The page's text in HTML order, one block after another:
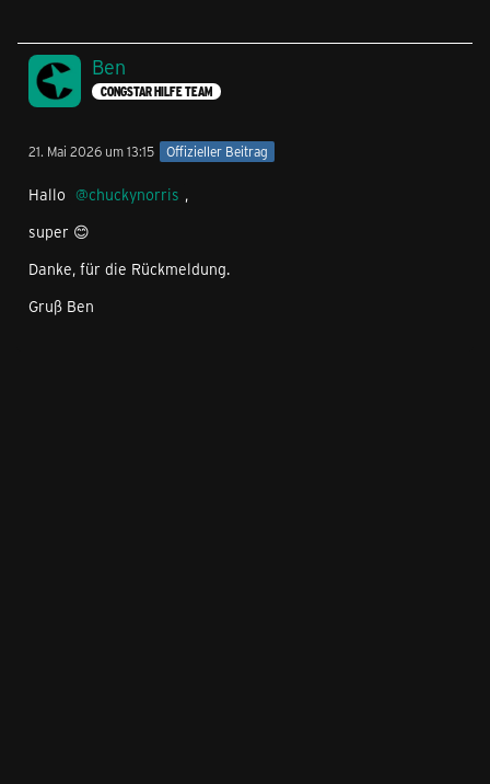
Ben
CONGSTAR HILFE TEAM
21. Mai 2026 um 13:15 Offizieller Beitrag
Hallo chuckynorris ,
super 😊
Danke, für die Rückmeldung.
Gruß Ben